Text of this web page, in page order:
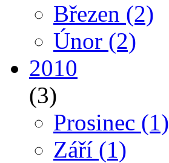
Březen (2)
Únor (2)
2010
(3)
Prosinec (1)
Září (1)